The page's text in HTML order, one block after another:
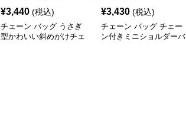
¥3,440 (税込)
チェーン バッグ うさぎ
型かわいい斜めがけチェ
¥3,430 (税込)
チェーン バッグ チェー
ン付きミニショルダーバ